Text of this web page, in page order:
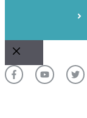
Cerrar